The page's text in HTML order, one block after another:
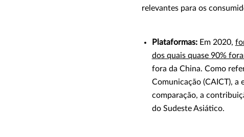
relevantes para os
Plataformas:Em 2020,
dos quais quase 90%
fora da China. Como
Comunicação (CAICT),
comparação, a
do Sudeste Asiático.